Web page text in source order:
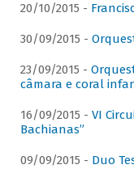
20/10/2015 -
30/09/2015 -
23/09/2015 -
câmara e coral
16/09/2015 - VI
Bachianas”
09/09/2015 - Duo